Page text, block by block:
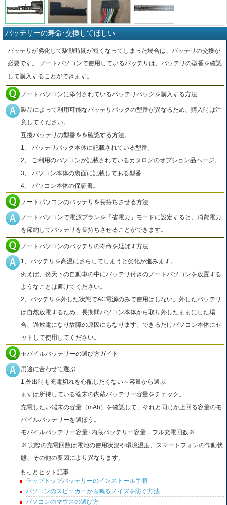
バッテリーの寿命･交換してほしい
バッテリが劣化して駆動時間が短くなってしまった場合は、バッテリの交換が
必要です。 ノートパソコンで使用しているバッテリは、バッテリの型番を確認
して購入することができます。
ノートパソコンに添付されているバッテリパックを購入する方法
製品によって利用可能なバッテリパックの型番が異なるため、購入時は注
意してください。
互換バッテリの型番をを確認する方法。
1、 バッテリパック本体に記載されている型番。
2、 ご利用のパソコンが記載されているカタログのオプション品ページ。
3、 パソコン本体の裏面に記載してある型番
4、 パソコン本体の保証書。
ノートパソコンのバッテリを長持ちさせる方法
ノートパソコンで電源プランを「省電力」モードに設定すると、消費電力
を節約してバッテリを長持ちさせることができます。
ノートパソコンのバッテリの寿命を延ばす方法
1、バッテリを高温にさらしてしまうと劣化が進みます。
例えば、炎天下の自動車の中にバッテリ付きのノートパソコンを放置する
ようなことは避けてください。
2、バッテリを外した状態でAC電源のみで使用はしない。外したバッテリ
は自然放電するため、長期間パソコン本体から取り外したままにした場
合、過放電になり故障の原因にもなります。できるだけパソコン本体にセ
ットして使用してください。
モバイルバッテリーの選び方ガイド
用途に合わせて選ぶ
1.外出時も充電切れを心配したくない～容量から選ぶ
まずは所持している端末の内蔵バッテリー容量をチェック。
充電したい端末の容量（mAh）を確認して、それと同じか上回る容量のモ
バイルバッテリーを選ぼう。
モバイルバッテリー容量÷内蔵バッテリー容量＝フル充電回数※
※ 実際の充電回数は電池の使用状況や環境温度、スマートフォンの作動状
態、その他の要因により異なります。
もっとヒット記事
ラップトップバッテリーのインストール手順
パソコンのスピーカーから鳴るノイズを防ぐ方法
パソコンのマウスの選び方